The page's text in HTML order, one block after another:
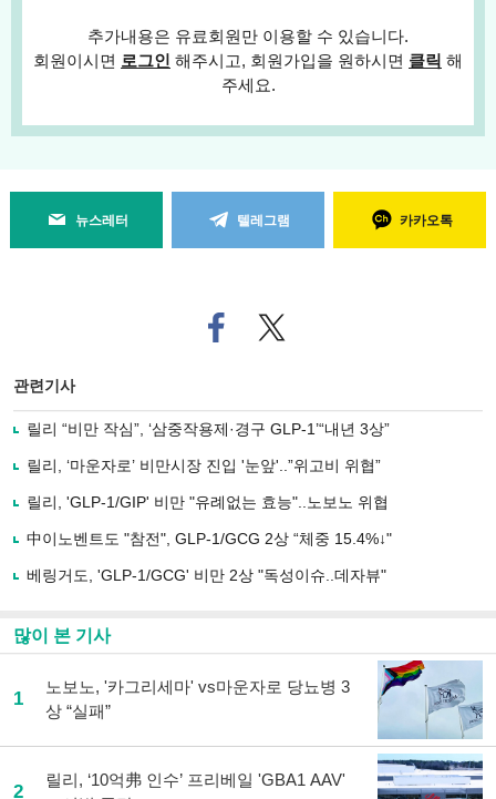
추가내용은 유료회원만 이용할 수 있습니다.
회원이시면 로그인 해주시고, 회원가입을 원하시면 클릭 해
주세요.
뉴스레터 텔레그램 카카오톡
페
이
로
기
사
유
기
트위
터로
관련기사
릴리 “비만 작심”, ‘삼중작용제·경구 GLP-1’“내년 3상”
릴리, ‘마운자로’ 비만시장 진입 '눈앞'..”위고비 위협”
릴리, 'GLP-1/GIP' 비만 "유례없는 효능"..노보노 위협
中이노벤트도 "참전", GLP-1/GCG 2상 “체중 15.4%↓"
베링거도, 'GLP-1/GCG' 비만 2상 "독성이슈..데자뷰"
많이 본 기사
1
노보노, '카그리세마' vs마운자로 당뇨병 3
상 “실패”
2
릴리, ‘10억弗 인수’ 프리베일 'GBA1 AAV'